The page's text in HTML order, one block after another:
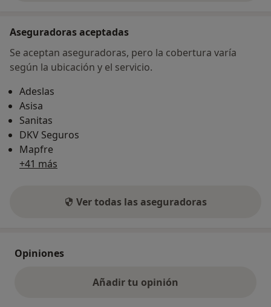
Aseguradoras aceptadas
Se aceptan aseguradoras, pero la cobertura varía
según la ubicación y el servicio.
Adeslas
Asisa
Sanitas
DKV Seguros
Mapfre
+41 más
Ver todas las aseguradoras
Opiniones
Añadir tu opinión